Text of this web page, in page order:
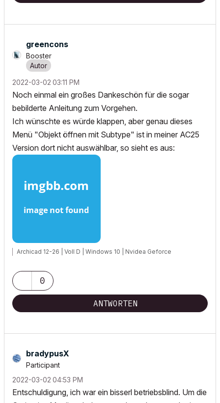
greencons
Booster
‎2022-03-02 03:11 PM
Noch einmal ein großes Dankeschön für die sogar
bebilderte Anleitung zum Vorgehen.
Ich wünschte es würde klappen, aber genau dieses
Menü "Objekt öffnen mit Subtype" ist in meiner AC25
Version dort nicht auswählbar, so sieht es aus:
Archicad 12-26 | Voll D | Windows 10 | Nvidea Geforce
0
ANTWORTEN
bradypusX
Participant
‎2022-03-02 04:53 PM
Entschuldigung, ich war ein bisserl betriebsblind. Um die